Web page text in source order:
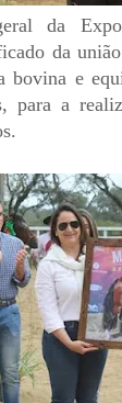
da
da
bovina e
para a